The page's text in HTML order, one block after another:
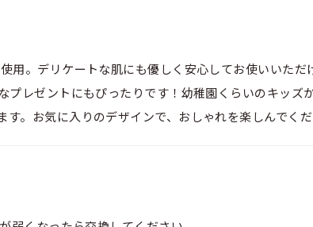
用。デリケートな肌にも優しく安心してお使いいた
レゼントにもぴったりです！幼稚園くらいのキッズ
す。お気に入りのデザインで、おしゃれを楽しんでく